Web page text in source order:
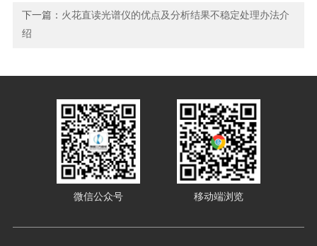
下一篇： 火花直读光谱仪的优点及分析结果不稳定处理办法介
绍
微信公众号 移动端浏览